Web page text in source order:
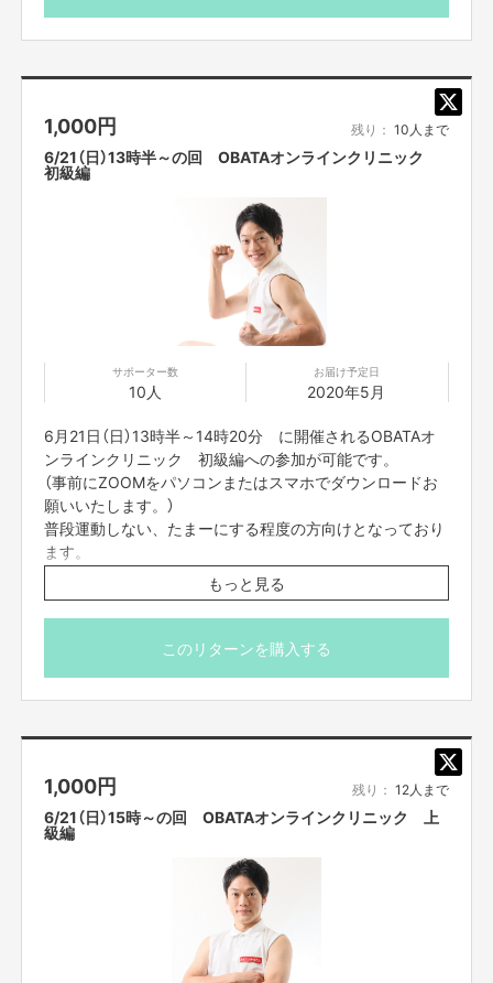
おばたのお兄さんと一緒に楽しく、この困難な状況を一緒に乗り越えていき
ましょう！
【ご支援にあたってのご注意事項】
■オンライン会議ツールでつながさせていただきます。直接お会いすること
はできませんので、ご了承ください。
■コミュニケーションには「Zoom」を使用させていただきます。Zoomを使
用できる環境を整えていただき、電波のいい環境でおつなぎください。
■配信のURLは、入金されて以降、配信前々日の間までにはお送りをさせて
■参加方法は支援者の方に個別にお送りいたします。
■コンプライアンスの観点から、録画させて頂いております。他の目的での
使用は一切致しません。あらかじめご了承ください。■参加者の録画は禁止
とさせて頂きますOR録画していただいても構いません。
■不適切と考えられる言動があった場合、強制的に退出をお願いする場合が
【お問合せ先】
お問い合わせは下記のURLのメッセージからご連絡ください。
https://cf.fany.lol/users/message/view/34806
をお受け出来ない場合がございます。※サポーターのご都合によるキャンセ
＊また、配信のURLは、入金されて以降、配信前々日の間
までにはお送りをさせて頂きます。よろしくお願いいたし
ます。
プロジェクト本文の末尾に記載されている【ご支援にあ
1,000円 残り： 10人まで
6/21（日）13時半～の回 OBATAオンラインクリニック
初級編
サポーター数
10人
お届け予定日
2020年5月
6月21日（日）13時半～14時20分 に開催されるOBATAオ
ンラインクリニック 初級編への参加が可能です。
（事前にZOOMをパソコンまたはスマホでダウンロードお
願いいたします。）
普段運動しない、たまーにする程度の方向けとなっており
ます。
当日は、動きやすい格好且つ、畳1畳分のスペースのある
ところでご参加ください。
カメラをオフにして参加でも問題ありませんが、カメラを
＊また、配信のURLは、入金されて以降、配信前々日の間
までにはお送りをさせて頂きます。よろしくお願いいたし
ます。
プロジェクト本文の末尾に記載されている【ご支援にあ
たってのご注意事項】を必ずご一読ください。
もっと見る
このリターンを購入する
1,000円 残り： 12人まで
6/21（日）15時～の回 OBATAオンラインクリニック 上
級編